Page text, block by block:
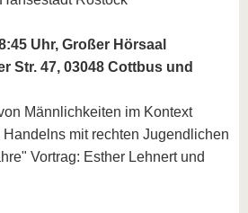
Uhr, Großer Hörsaal
Str. 47, 03048 Cottbus und
Männlichkeiten im Kontext
mit rechten Jugendlichen
Vortrag: Esther Lehnert und